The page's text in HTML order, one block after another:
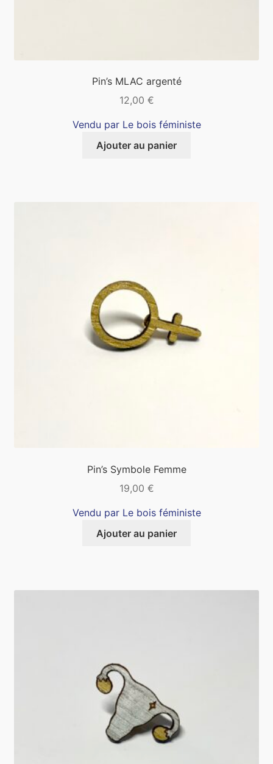
Pin’s MLAC argenté
12,00 €
Vendu par Le bois féministe
Ajouter au panier
Pin’s Symbole Femme
19,00 €
Vendu par Le bois féministe
Ajouter au panier